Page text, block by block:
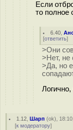
Если
то полное
6.40 ,
[ответить]
>Они
>Нет, не
>Да, но
Логично,
1.12 ,Шарп (ok),
[к модератору]